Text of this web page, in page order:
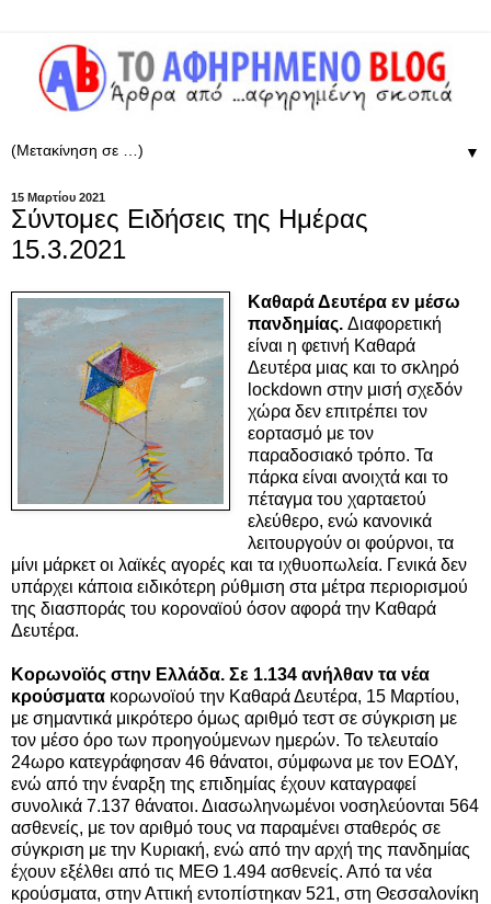
▼
15 Μαρτίου 2021
Σύντομες Ειδήσεις της Ημέρας
15.3.2021
Καθαρά Δευτέρα εν μέσω
πανδημίας. Διαφορετική
είναι η φετινή Καθαρά
Δευτέρα μιας και το σκληρό
lockdown στην μισή σχεδόν
χώρα δεν επιτρέπει τον
εορτασμό με τον
παραδοσιακό τρόπο. Τα
πάρκα είναι ανοιχτά και το
πέταγμα του χαρταετού
ελεύθερο, ενώ κανονικά
λειτουργούν οι φούρνοι, τα
μίνι μάρκετ οι λαϊκές αγορές και τα ιχθυοπωλεία. Γενικά δεν
υπάρχει κάποια ειδικότερη ρύθμιση στα μέτρα περιορισμού
της διασποράς του κοροναϊού όσον αφορά την Καθαρά
Δευτέρα.
Κορωνοϊός στην Ελλάδα. Σε 1.134 ανήλθαν τα νέα
κρούσματα κορωνοϊού την Καθαρά Δευτέρα, 15 Μαρτίου,
με σημαντικά μικρότερο όμως αριθμό τεστ σε σύγκριση με
τον μέσο όρο των προηγούμενων ημερών. Το τελευταίο
24ωρο κατεγράφησαν 46 θάνατοι, σύμφωνα με τον ΕΟΔΥ,
ενώ από την έναρξη της επιδημίας έχουν καταγραφεί
συνολικά 7.137 θάνατοι. Διασωληνωμένοι νοσηλεύονται 564
ασθενείς, με τον αριθμό τους να παραμένει σταθερός σε
σύγκριση με την Κυριακή, ενώ από την αρχή της πανδημίας
έχουν εξέλθει από τις ΜΕΘ 1.494 ασθενείς. Από τα νέα
κρούσματα, στην Αττική εντοπίστηκαν 521, στη Θεσσαλονίκη